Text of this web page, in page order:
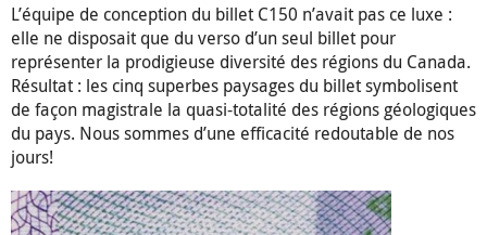
L’équipe de conception du billet C150 n’avait pas ce luxe :
elle ne disposait que du verso d’un seul billet pour
représenter la prodigieuse diversité des régions du Canada.
Résultat : les cinq superbes paysages du billet symbolisent
de façon magistrale la quasi-totalité des régions géologiques
du pays. Nous sommes d’une efficacité redoutable de nos
jours!